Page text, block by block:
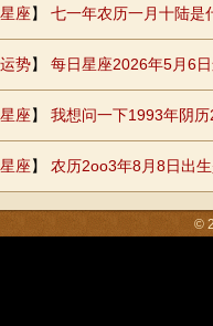
星座】 七一年农历一月十陆是
运势】 每日星座2026年5月6
星座】 我想问一下1993年阴
星座】 农历2oo3年8月8日出
©